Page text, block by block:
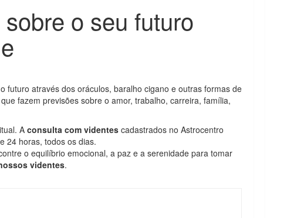
o seu futuro
futuro através dos oráculos, baralho cigano e outras formas de
que fazem previsões sobre o amor, trabalho, carreira, família,
A consulta com videntes cadastrados no Astrocentro
24 horas, todos os dias.
o equilíbrio emocional, a paz e a serenidade para tomar
videntes.